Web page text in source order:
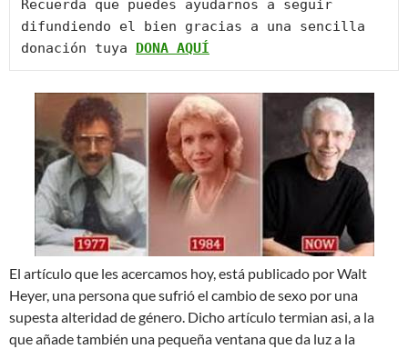
Recuerda que puedes ayudarnos a seguir
difundiendo el bien gracias a una sencilla
donación tuya
DONA AQUÍ
El artículo que les acercamos hoy, está publicado por Walt
Heyer, una persona que sufrió el cambio de sexo por una
supesta alteridad de género. Dicho artículo termian asi, a la
que añade también una pequeña ventana que da luz a la